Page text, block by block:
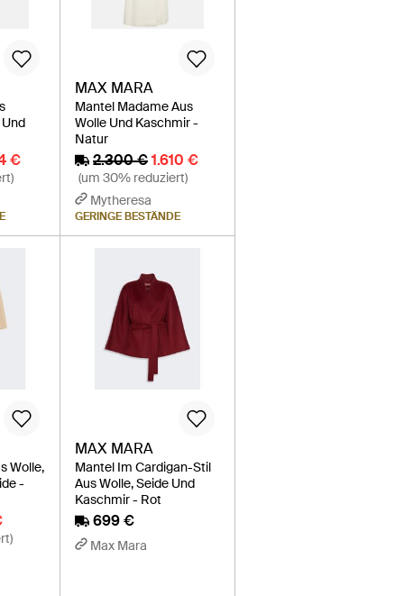
€
MAX MARA
Mantel Madame Aus
Wolle Und Kaschmir -
Natur
2.300 €1.610 €
(um 30% reduziert)
Mytheresa
GERINGE BESTÄNDE
Wolle,
-
MAX MARA
Mantel Im Cardigan-Stil
Aus Wolle, Seide Und
Kaschmir - Rot
699 €
Max Mara